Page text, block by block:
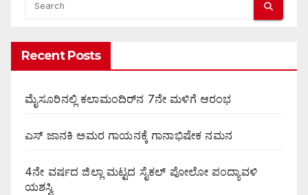
Recent Posts
ಮೈಸೂರಿನಲ್ಲಿ ಕಲಾಮಂದಿರ್‌ನ 7ನೇ ಮಳಿಗೆ ಆರಂಭ
ಎಸ್ ಜಾನಕಿ ಅಮರ ಗಾಯನಕ್ಕೆ ಗಾನಾಭಿಷೇಕ ನಮನ
4ನೇ ವರ್ಷದ ಜಿಲ್ಲಾ ಮಟ್ಟದ ಸೈಕಲ್ ಪೋಲೋ ಪಂದ್ಯಾವಳಿ
ಯಶಸ್ವಿ